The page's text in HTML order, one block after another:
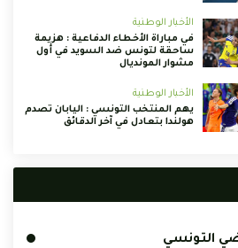
الأخبار الوطنية
في مباراة الأخطاء الدفاعية : هزيمة
ساحقة لتونس ضد السويد في أول
مشوار المونديال
الأخبار الوطنية
يهم المنتخب التونسي : اليابان تصدم
هولندا بتعادل في آخر الدقائق
التونسي